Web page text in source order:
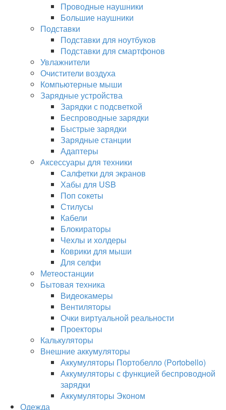
Проводные наушники
Большие наушники
Подставки
Подставки для ноутбуков
Подставки для смартфонов
Увлажнители
Очистители воздуха
Компьютерные мыши
Зарядные устройства
Зарядки с подсветкой
Беспроводные зарядки
Быстрые зарядки
Зарядные станции
Адаптеры
Аксессуары для техники
Салфетки для экранов
Хабы для USB
Поп сокеты
Стилусы
Кабели
Блокираторы
Чехлы и холдеры
Коврики для мыши
Для селфи
Метеостанции
Бытовая техника
Видеокамеры
Вентиляторы
Очки виртуальной реальности
Проекторы
Калькуляторы
Внешние аккумуляторы
Аккумуляторы Портобелло (Portobello)
Аккумуляторы с функцией беспроводной
зарядки
Аккумуляторы Эконом
Одежда